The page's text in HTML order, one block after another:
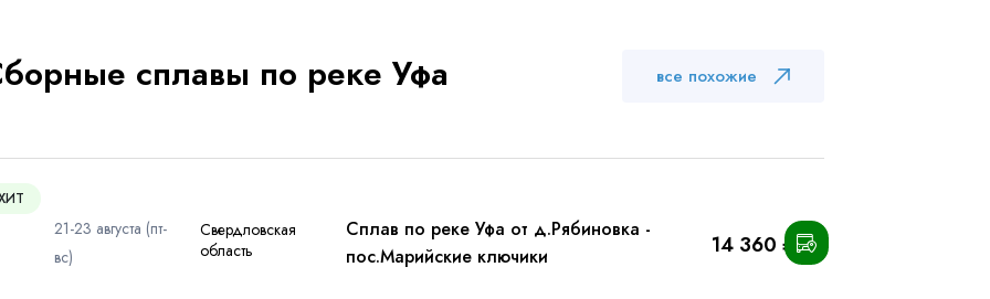
сплавы по реке Уфа все похожие
21-23 августа (пт-
вс)
Свердловская
область
Сплав по реке Уфа от д.Рябиновка -
пос.Марийские ключики
14 360 ₽
данных и ознакомлен с политикой компании в отношении обработки персональных данных